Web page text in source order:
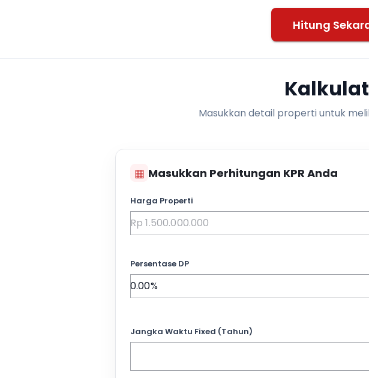
Hitung
Masukkan detail properti untuk
▦ Masukkan Perhitungan KPR Anda
Harga Properti
Persentase DP
Jangka Waktu Fixed (Tahun)